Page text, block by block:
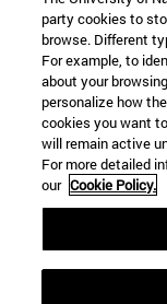
party cookies to
browse. Different
For example, to
about your
personalize how
cookies you want
will remain active
For more detailed
our Cookie Policy.